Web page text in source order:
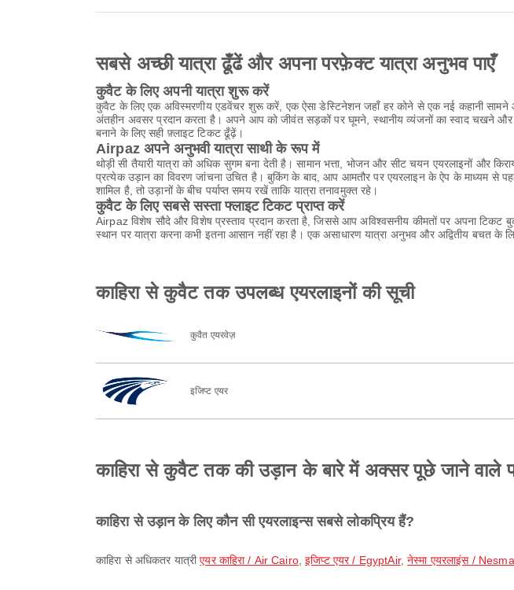
सबसे अच्छी यात्रा ढूँढें और अपना परफ़ेक्ट यात्रा अनुभव पाएँ
कुवैट के लिए अपनी यात्रा शुरू करें
कुवैट के लिए एक अविस्मरणीय एडवेंचर शुरू करें, एक ऐसा डेस्टिनेशन जहाँ हर कोने से एक नई कहानी
अंतहीन अवसर प्रदान करता है। अपने आप को जीवंत सड़कों पर घूमने, स्थानीय व्यंजनों का स्वाद चखने
बनाने के लिए सही फ़्लाइट टिकट ढूँढ़ें।
Airpaz अपने अनुभवी यात्रा साथी के रूप में
थोड़ी सी तैयारी यात्रा को अधिक सुगम बना देती है। सामान भत्ता, भोजन और सीट चयन एयरलाइनों
प्रत्येक उड़ान का विवरण जांचना उचित है। बुकिंग के बाद, आप आमतौर पर एयरलाइन के ऐप के माध्यम
शामिल है, तो उड़ानों के बीच पर्याप्त समय रखें ताकि यात्रा तनावमुक्त रहे।
कुवैट के लिए सबसे सस्ता फ्लाइट टिकट प्राप्त करें
Airpaz विशेष सौदे और विशेष प्रस्ताव प्रदान करता है, जिससे आप अविश्वसनीय कीमतों पर अपना
स्थान पर यात्रा करना कभी इतना आसान नहीं रहा है। एक असाधारण यात्रा अनुभव और अद्वितीय बचत
काहिरा से कुवैट तक उपलब्ध एयरलाइनों की सूची
कुवैत एयरवेज़
इजिप्ट एयर
काहिरा से कुवैट तक की उड़ान के बारे में अक्सर पूछे जाने वाले
काहिरा से उड़ान के लिए कौन सी एयरलाइन्स सबसे लोकप्रिय हैं?
काहिरा से अधिकतर यात्रीएयर काहिरा / Air Cairo,इजिप्ट एयर / EgyptAir,नेस्मा एयरलाइंस /